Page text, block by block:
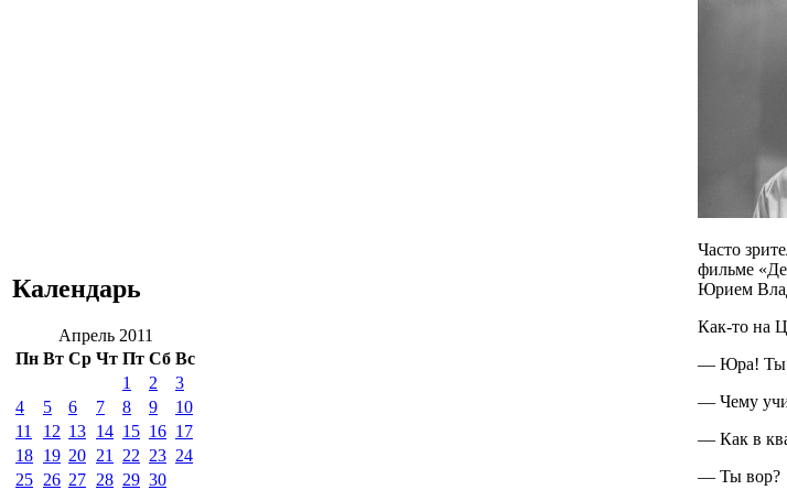
Календарь
Апрель 2011
Пн Вт Ср Чт Пт Сб Вс
1
2
3
4
5 6 7 8 9
10
11
12 13 14 15 16 17
18 19 20 21 22 23 24
25 26 27 28 29 30
Часто
фильме
Юрием
Как-то на
— Юра! Ты
— Чему
— Как в
— Ты вор?